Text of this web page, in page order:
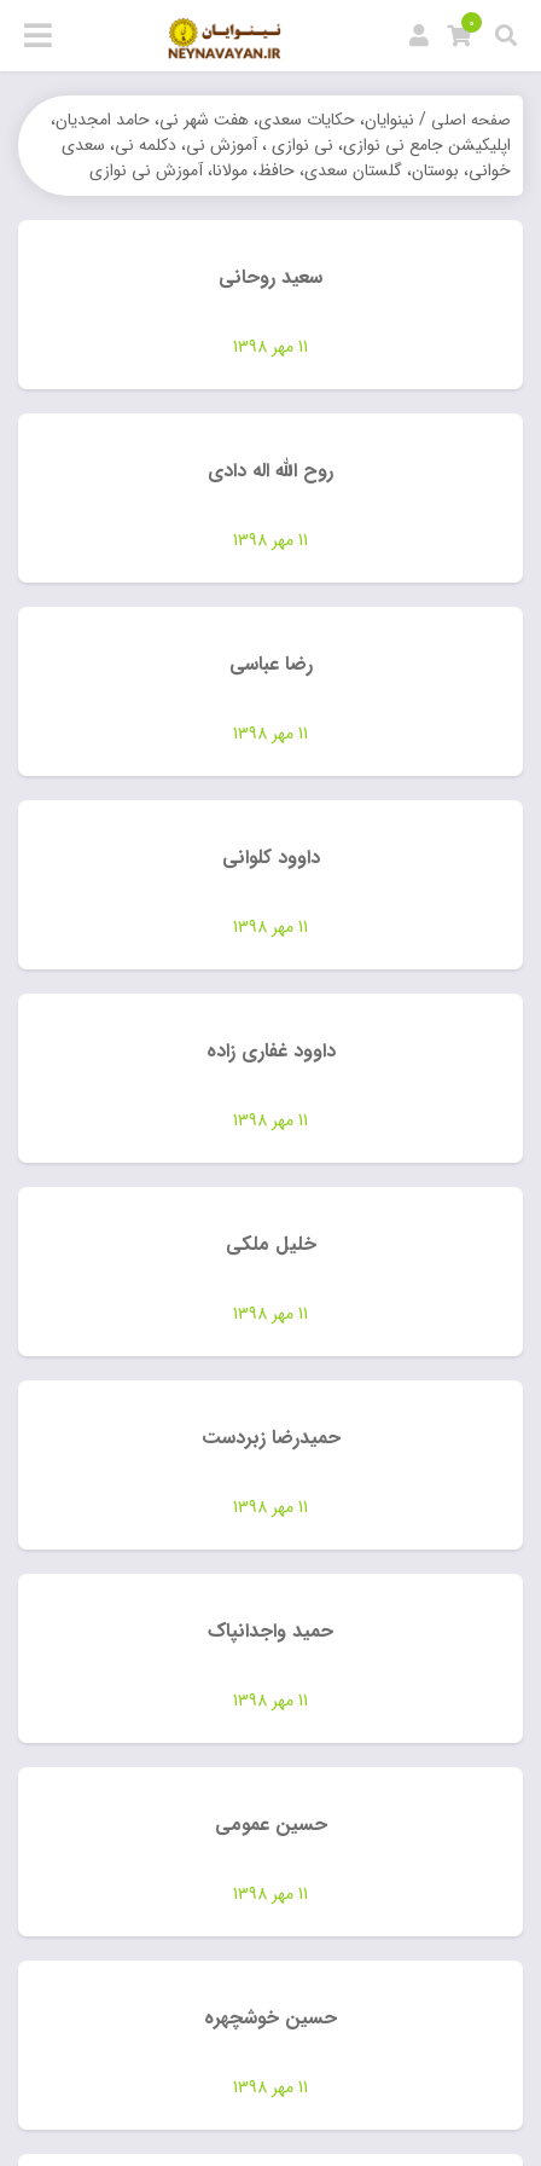
0
صفحه اصلی / نینوایان، حکایات سعدی، هفت شهر نی، حامد امجدیان،
اپلیکیشن جامع نی نوازی، نی نوازی ، آموزش نی، دکلمه نی، سعدی
خوانی، بوستان، گلستان سعدی، حافظ، مولانا، آموزش نی نوازی
سعید روحانی
11 مهر 1398
روح الله اله دادی
11 مهر 1398
رضا عباسی
11 مهر 1398
داوود کلوانی
11 مهر 1398
داوود غفاری زاده
11 مهر 1398
خلیل ملکی
11 مهر 1398
حمیدرضا زبردست
11 مهر 1398
حمید واجدانپاک
11 مهر 1398
حسین عمومی
11 مهر 1398
حسین خوشچهره
11 مهر 1398